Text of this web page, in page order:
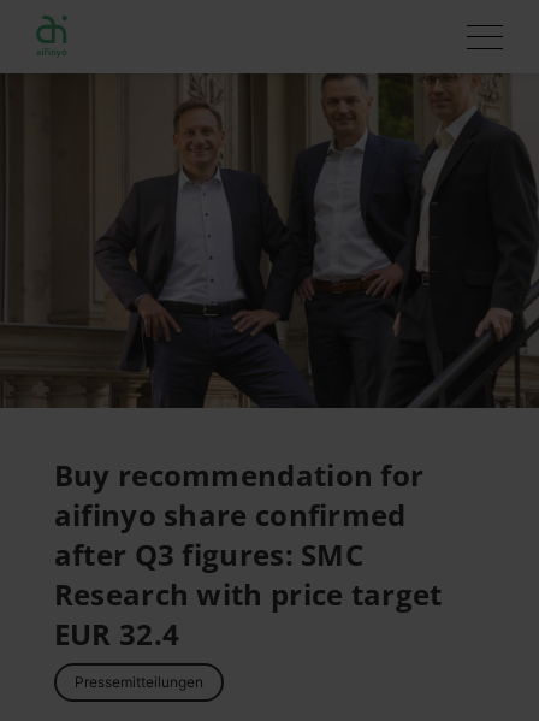
Buy recommendation for
aifinyo share confirmed
after Q3 figures: SMC
Research with price target
EUR 32.4
Pressemitteilungen